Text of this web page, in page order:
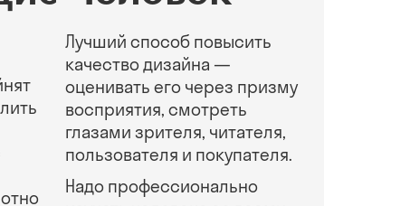
Лучший способ повысить
качество дизайна —
оценивать его через призму
восприятия, смотреть
глазами зрителя, читателя,
пользователя и покупателя.
Надо профессионально